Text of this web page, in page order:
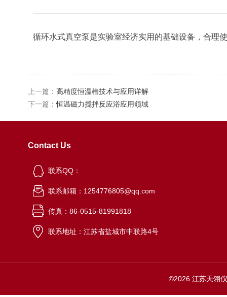
循环水式真空泵是实验室经济实用的基础设备，合理
上一篇： 高精度恒温槽技术与应用详解
下一篇：恒温磁力搅拌反应浴应用领域
Contact Us
联系QQ：
联系邮箱：1254776805@qq.com
传真：86-0515-81991818
联系地址：江苏省盐城市中联路4号
©2026 江苏天翎